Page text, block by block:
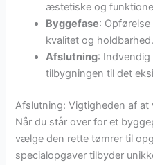
æstetiske og
Byggefase:
kvalitet og holdbarhed.
Afslutning:
tilbygningen til det
Afslutning: Vigtigheden af
Når du står over for et
vælge den rette tømrer til
specialopgaver tilbyder